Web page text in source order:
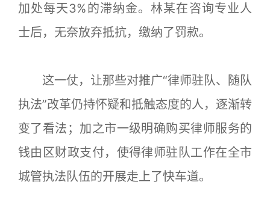
加处每天3%的滞纳金。林某在咨询专业人
士后，无奈放弃抵抗，缴纳了罚款。
这一仗，让那些对推广“律师驻队、随队
执法”改革仍持怀疑和抵触态度的人，逐渐转
变了看法；加之市一级明确购买律师服务的
钱由区财政支付，使得律师驻队工作在全市
城管执法队伍的开展走上了快车道。